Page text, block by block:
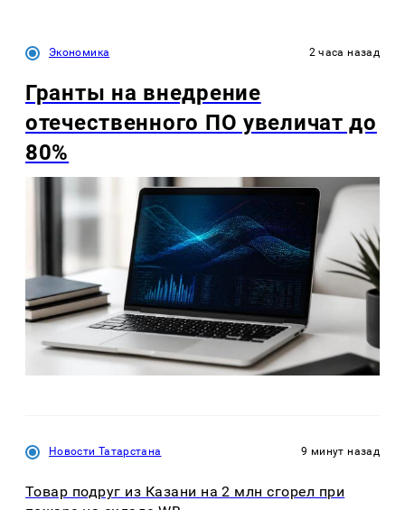
Экономика 2 часа назад
Гранты на внедрение
отечественного ПО увеличат до
80%
Новости Татарстана 9 минут назад
Товар подруг из Казани на 2 млн сгорел при